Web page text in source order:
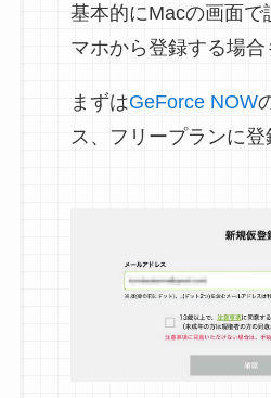
基本的にMacの画面で
マホから登録する場合
まずはGeForce NOW
ス、フリープランに登